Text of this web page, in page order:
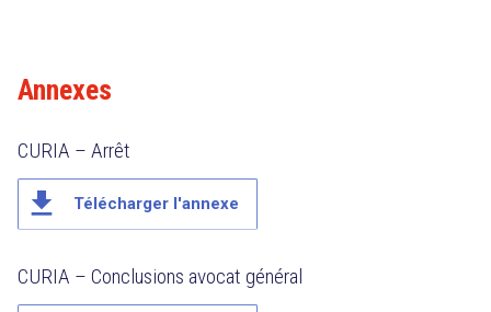
Annexes
CURIA – Arrêt
file_download Télécharger l'annexe
CURIA – Conclusions avocat général